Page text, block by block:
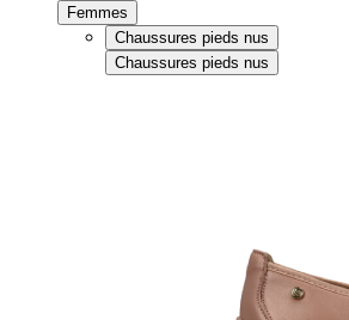
Femmes
Chaussures pieds nus
Chaussures pieds nus